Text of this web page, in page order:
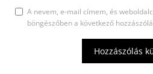
A nevem, e-mail címem, és
böngészőben a következő